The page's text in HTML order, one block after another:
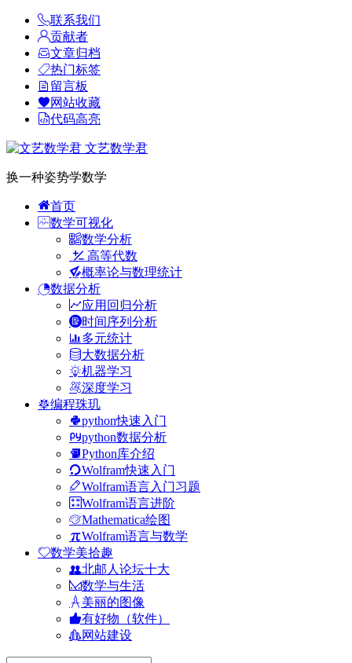
联系我们
贡献者
文章归档
热门标签
留言板
网站收藏
代码高亮
文艺数学君
换一种姿势学数学
首页
数学可视化
数学分析
高等代数
概率论与数理统计
数据分析
应用回归分析
时间序列分析
多元统计
大数据分析
机器学习
深度学习
编程珠玑
python快速入门
python数据分析
Python库介绍
Wolfram快速入门
Wolfram语言入门习题
Wolfram语言进阶
Mathematica绘图
Wolfram语言与数学
数学美拾趣
北邮人论坛十大
数学与生活
美丽的图像
有好物（软件）
网站建设